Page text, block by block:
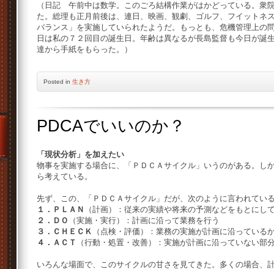
（日記 午前中は数学。このごろ結構作業がはかどっている。衆
た。総理も正月前後は、連日、映画、観劇、ゴルフ、フイットネ
バランス」を実施していられたようだ。もっとも、危機管理上の
日は私の７２回目の誕生日。年齢は異なるが長島監督も今日が誕
達から手紙をもらった。）
Posted in 生き方
PDCAでいいのか？
「現状分析」を加えたい
物事を実施する場合に、「ＰＤＣＡサイクル」いうのがある。し
ら考えている。
先ず、この、「ＰＤＣＡサイクル」だが、次のように言われてい
１．ＰＬＡＮ
（計画）：従来の実績や将来の予測などをもとにし
２．ＤＯ
（実施・実行）：計画に沿って業務を行う
３．ＣＨＥＣＫ
（点検・評価）：業務の実施が計画に沿っている
４．ＡＣＴ
（行動・処置・改善）：実施が計画に沿っていない部
いろんな場面で、このサイクルの甘さを見てきた。多くの場合、